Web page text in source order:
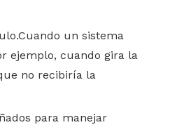
un sistema
ejemplo, cuando gira la
no recibiría la
para manejar